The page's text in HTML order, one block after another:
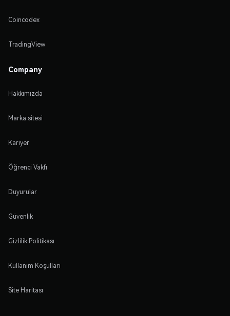
Coincodex
TradingView
Company
Hakkımızda
Marka sitesi
Kariyer
Öğrenci Vakfı
Duyurular
Güvenlik
Gizlilik Politikası
Kullanım Koşulları
Site Haritası